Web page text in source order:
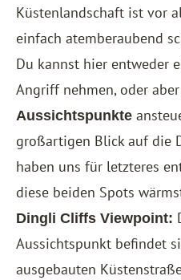
Küstenlandschaft ist vor
einfach atemberaubend
Du kannst hier entweder
Angriff nehmen, oder
Aussichtspunkte
großartigen Blick auf die
haben uns für letzteres
diese beiden Spots
Dingli Cliffs Viewpoint:
Aussichtspunkt befindet
ausgebauten